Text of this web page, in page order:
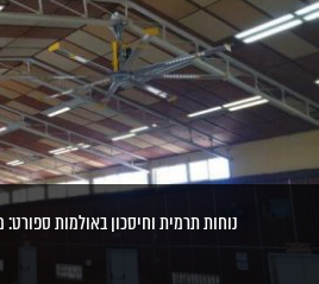
נוחות תרמית וחיסכון באולמות